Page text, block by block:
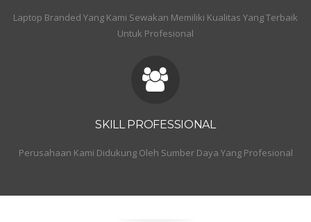
Laptop Branded Yang Kami Sewakan Memiliki Kualitas Yang Terbaik
Untuk Profesional
SKILL PROFESSIONAL
Perusahaan Kami Didukung Oleh Sumber Daya Yang Profesional